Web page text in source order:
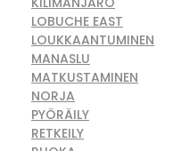
LOBUCHE EAST
LOUKKAANTUMINEN
MANASLU
MATKUSTAMINEN
NORJA
PYÖRÄILY
RETKEILY